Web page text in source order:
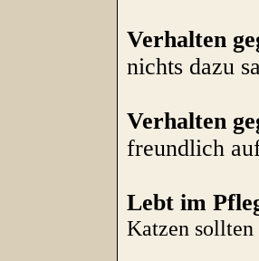
Verhalten
nichts dazu
Verhalten
freundlich
Lebt im
Katzen sollten